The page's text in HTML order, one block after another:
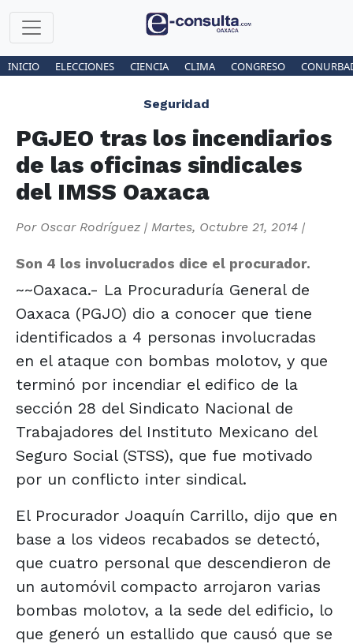
INICIO ELECCIONES CIENCIA CLIMA CONGRESO
Seguridad
PGJEO tras los incendiarios
de las oficinas sindicales
del IMSS Oaxaca
Por Oscar Rodríguez | Martes, Octubre 21, 2014 |
Son 4 los involucrados dice el procurador.
~~Oaxaca.- La Procuraduría General de
Oaxaca (PGJO) dio a conocer que tiene
identificados a 4 personas involucradas
en el ataque con bombas molotov, y que
terminó por incendiar el edifico de la
sección 28 del Sindicato Nacional de
Trabajadores del Instituto Mexicano del
Seguro Social (STSS), que fue motivado
por un conflicto inter sindical.
El Procurador Joaquín Carrillo, dijo que en
base a los videos recabados se detectó,
que cuatro personal que descendieron de
un automóvil compacto arrojaron varias
bombas molotov, a la sede del edificio, lo
que generó un estallido que causó que se